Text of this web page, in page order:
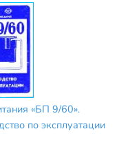
«БП 9/60».
по эксплуатации